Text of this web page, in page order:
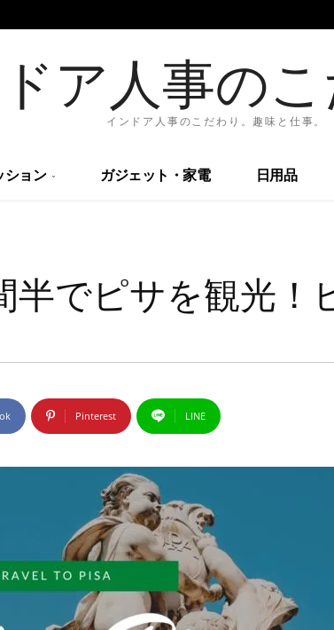
ア人事のこ
インドア人事のこだわり。趣味と仕事。
ション ガジェット・家電 日用品
半でピサを観光！
Pinterest LINE